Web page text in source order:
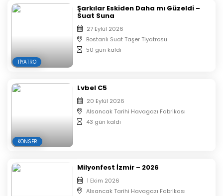
reklam amaçlı kullanım ve sözleşmeli katılımcı markalar
ile paylaşma hakkına sahiptir.
– Performans alanında sigara ve elektronik sigara
– Alan organizatörü ve görevlileri çalınan ya da kaybolan
eşyalardan sorumlu değildir.
TIYATRO
Şarkılar Eskiden Daha mı Güzeldi –
Suat Suna
27 Eylül 2026
Bostanlı Suat Taşer Tiyatrosu
50 gün kaldı
KONSER
Lvbel C5
20 Eylül 2026
Alsancak Tarihi Havagazı Fabrikası
43 gün kaldı
Milyonfest İzmir – 2026
1 Ekim 2026
Alsancak Tarihi Havagazı Fabrikası